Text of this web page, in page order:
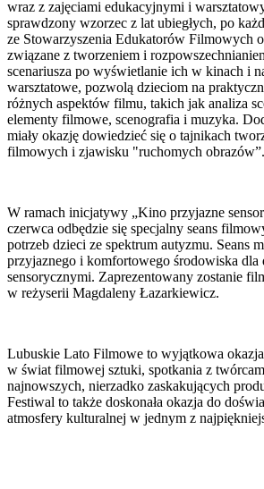
wraz z zajęciami edukacyjnymi i
sprawdzony wzorzec z lat ubiegłych, po
ze Stowarzyszenia Edukatorów Filmowych
związane z tworzeniem i
scenariusza po wyświetlanie ich w kinach i
warsztatowe, pozwolą dzieciom na
różnych aspektów filmu, takich jak analiza
elementy filmowe, scenografia i muzyka.
miały okazję dowiedzieć się o tajnikach
filmowych i zjawisku "ruchomych obrazów”.
W ramach inicjatywy „Kino przyjazne
czerwca odbędzie się specjalny seans
potrzeb dzieci ze spektrum autyzmu. Seans
przyjaznego i komfortowego środowiska dla
sensorycznymi. Zaprezentowany zostanie
w reżyserii Magdaleny Łazarkiewicz.
Lubuskie Lato Filmowe to wyjątkowa
w świat filmowej sztuki, spotkania z
najnowszych, nierzadko zaskakujących
Festiwal to także doskonała okazja do
atmosfery kulturalnej w jednym z